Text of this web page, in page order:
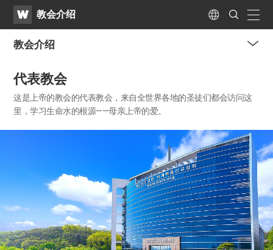
WATV教会介绍 Language
Search
Submit
教会介绍
代表教会
这是上帝的教会的代表教会，来自全世界各地的圣徒们都会访问这
里，学习生命水的根源——母亲上帝的爱。